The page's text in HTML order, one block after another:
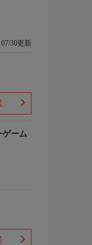
07/30更新
ゲーム